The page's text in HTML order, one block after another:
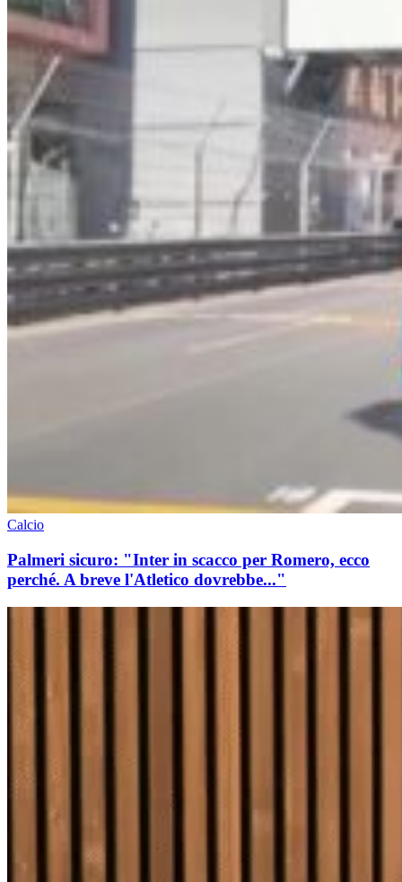
Calcio
Palmeri sicuro: "Inter in scacco per Romero, ecco
perché. A breve l'Atletico dovrebbe..."